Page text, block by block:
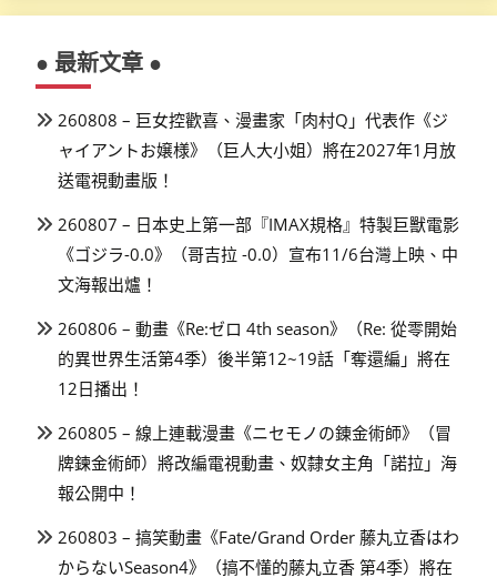
● 最新文章 ●
260808 – 巨女控歡喜、漫畫家「肉村Q」代表作《ジ
ャイアントお嬢様》（巨人大小姐）將在2027年1月放
送電視動畫版！
260807 – 日本史上第一部『IMAX規格』特製巨獸電影
《ゴジラ-0.0》（哥吉拉 -0.0）宣布11/6台灣上映、中
文海報出爐！
260806 – 動畫《Re:ゼロ 4th season》（Re: 從零開始
的異世界生活第4季）後半第12~19話「奪還編」將在
12日播出！
260805 – 線上連載漫畫《ニセモノの錬金術師》（冒
牌鍊金術師）將改編電視動畫、奴隸女主角「諾拉」海
報公開中！
260803 – 搞笑動畫《Fate/Grand Order 藤丸立香はわ
からないSeason4》（搞不懂的藤丸立香 第4季）將在